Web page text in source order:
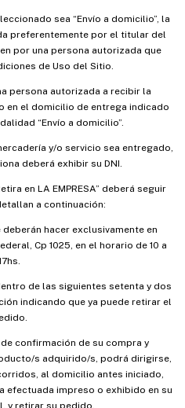
sea “Envío a domicilio”, la
preferentemente por el titular del
por una persona autorizada que
de Uso del Sitio.
persona autorizada a recibir la
en el domicilio de entrega indicado
“Envío a domicilio”.
y/o servicio sea entregado,
deberá exhibir su DNI.
en LA EMPRESA” deberá seguir
a continuación:
deberán hacer exclusivamente en
Cp 1025, en el horario de 10 a
de las siguientes setenta y dos
indicando que ya puede retirar el
confirmación de su compra y
s adquirido/s, podrá dirigirse,
al domicilio antes iniciado,
efectuada impreso o exhibido en su
y retirar su pedido.